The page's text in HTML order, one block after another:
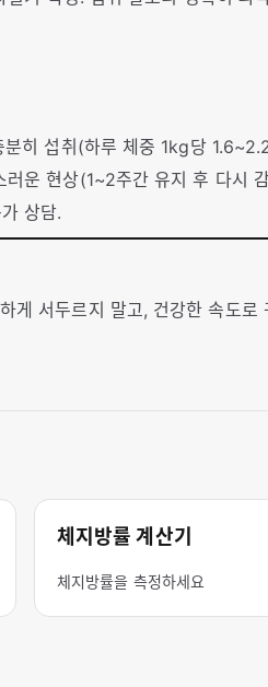
히 섭취(하루 체중 1kg당
운 현상(1~2주간 유지 후 다시
상담.
게 서두르지 말고, 건강한 속도로
체지방률 계산기
체지방률을 측정하세요